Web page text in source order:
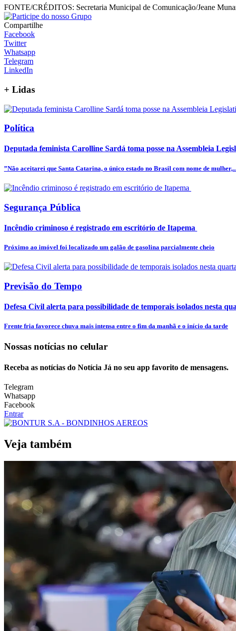
FONTE/CRÉDITOS: Secretaria Municipal de Comunicação/Jeane
Compartilhe
Facebook
Twitter
Whatsapp
Telegram
LinkedIn
+ Lidas
Política
Deputada feminista Carolline Sardá toma posse na Assembleia
”Não aceitarei que Santa Catarina, o único estado no Brasil com nome de
Segurança Pública
Incêndio criminoso é registrado em escritório de Itapema
Próximo ao imóvel foi localizado um galão de gasolina parcialmente cheio
Previsão do Tempo
Defesa Civil alerta para possibilidade de temporais isolados nesta
Frente fria favorece chuva mais intensa entre o fim da manhã e o início da tarde
Nossas notícias no celular
Receba as notícias do Notícia Já no seu app favorito de mensagens.
Telegram
Whatsapp
Facebook
Entrar
Veja também